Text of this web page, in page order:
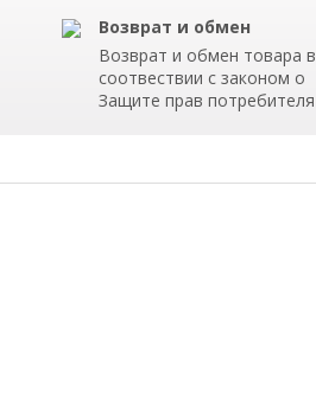
Возврат и обмен
Возврат и обмен товара в
соотвествии с законом о
Защите прав потребителя